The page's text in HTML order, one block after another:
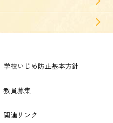
学校いじめ防止基本方針
教員募集
関連リンク